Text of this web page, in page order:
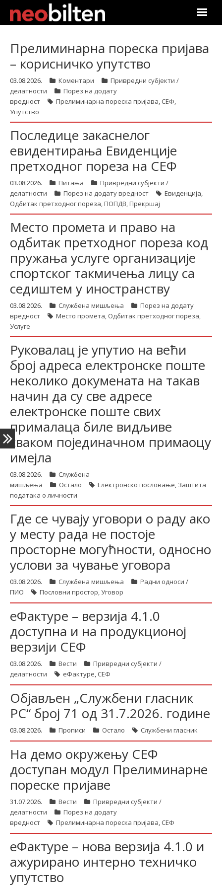
Претрага
Актуелно
Подаци
Линкови
О нама
Претплата
Пријава
latinica
Прелиминарна пореска пријава
– корисничко упутство
03.08.2026. Коментари
Привредни субјекти /
делатности
Порез на додату
вредност
Прелиминарна пореска пријава, СЕФ,
Упутство
Последице закаснелог
евидентирања Евиденције
претходног пореза на СЕФ
03.08.2026. Питања
Привредни субјекти /
делатности
Порез на додату вредност Евиденција,
Одбитак претходног пореза,ПОПДВ,Прекршај
Место промета и право на
одбитак претходног пореза код
пружања услуге организације
спортског такмичења лицу са
седиштем у иностранству
03.08.2026. Службена мишљења
Порез на додату
вредност
Место промета, Одбитак претходног пореза,
Услуге
Руковалац је упутио на већи
број адреса електронске поште
неколико докумената на такав
начин да су све адресе
електронске поште свих
прималаца биле видљиве
сваком појединачном примаоцу
имејла
03.08.2026.
Службена
мишљења
Остало Електронско пословање, Заштита
података о личности
Где се чувају уговори о раду ако
у месту рада не постоје
просторне могућности, односно
услови за чување уговора
03.08.2026. Службена мишљења
Радни односи /
ПИО
Пословни простор,Уговор
еФактуре – верзија 4.1.0
доступна и на продукционој
верзији СЕФ
03.08.2026. Вести
Привредни субјекти /
делатности
еФактуре, СЕФ
Објављен „Службени гласник
РС“ број 71 од 31.7.2026. године
03.08.2026. Прописи Остало Службени гласник
На демо окружењу СЕФ
доступан модул Прелиминарне
пореске пријаве
31.07.2026. Вести
Привредни субјекти /
делатности
Порез на додату
вредност
Прелиминарна пореска пријава, СЕФ
еФактуре – нова верзија 4.1.0 и
ажурирано интерно техничко
упутство